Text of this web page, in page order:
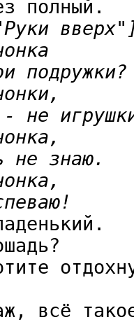
подружки?
- не
не знаю.
всё